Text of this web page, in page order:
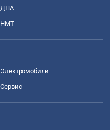
ДПА
НМТ
Электромобили
Сервис